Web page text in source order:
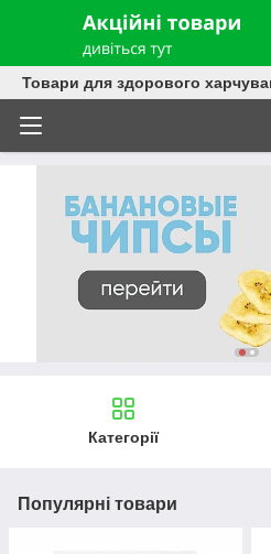
Товари для здорового
Категорії
Популярні товари